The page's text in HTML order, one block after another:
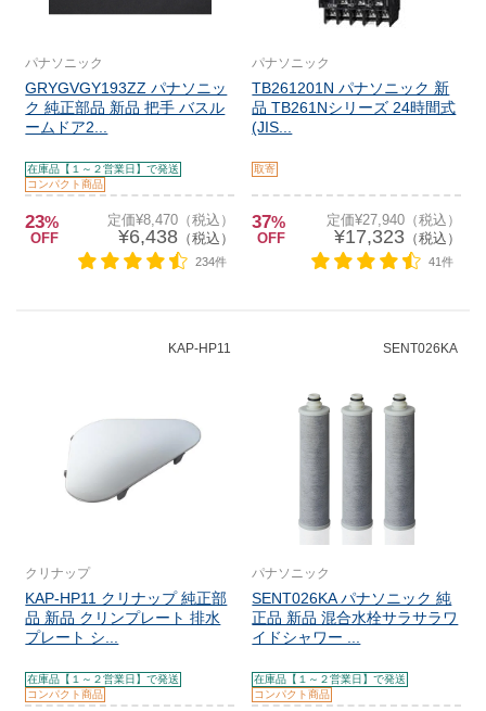
パナソニック
GRYGVGY193ZZ パナソニッ
ク 純正部品 新品 把手 バスル
ームドア2...
在庫品【１～２営業日】で発送
コンパクト商品
23%
OFF
定価¥8,470（税込）
¥6,438（税込）
234件
パナソニック
TB261201N パナソニック 新
品 TB261Nシリーズ 24時間式
(JIS...
取寄
37%
OFF
定価¥27,940（税込）
¥17,323（税込）
41件
KAP-HP11
クリナップ
KAP-HP11 クリナップ 純正部
品 新品 クリンプレート 排水
プレート シ...
在庫品【１～２営業日】で発送
コンパクト商品
SENT026KA
パナソニック
SENT026KA パナソニック 純
正品 新品 混合水栓サラサラワ
イドシャワー ...
在庫品【１～２営業日】で発送
コンパクト商品